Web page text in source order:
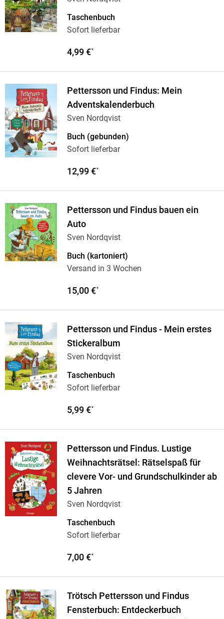
Taschenbuch
Sofort lieferbar
4,99 €*
Pettersson und Findus: Mein
Adventskalenderbuch
Sven Nordqvist
Buch (gebunden)
Sofort lieferbar
12,99 €*
Pettersson und Findus bauen ein
Auto
Sven Nordqvist
Buch (kartoniert)
Versand in 3 Wochen
15,00 €*
Pettersson und Findus - Mein erstes
Stickeralbum
Sven Nordqvist
Taschenbuch
Sofort lieferbar
5,99 €*
Pettersson und Findus. Lustige
Weihnachtsrätsel: Rätselspaß für
clevere Vor- und Grundschulkinder ab
5 Jahren
Sven Nordqvist
Taschenbuch
Sofort lieferbar
7,00 €*
Trötsch Pettersson und Findus
Fensterbuch: Entdeckerbuch